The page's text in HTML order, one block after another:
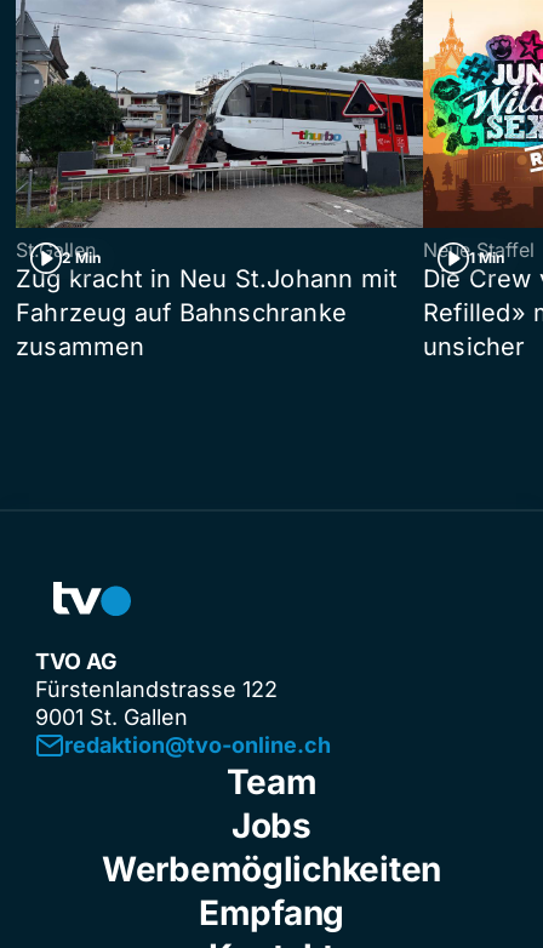
2 Min
St.Gallen
Zug kracht in Neu St.Johann mit
Fahrzeug auf Bahnschranke
zusammen
1 Min
Neue Staffel
Die Crew
Refilled»
unsicher
TVO AG
Fürstenlandstrasse 122
9001 St. Gallen
redaktion@tvo-online.ch
Team
Jobs
Werbemöglichkeiten
Empfang